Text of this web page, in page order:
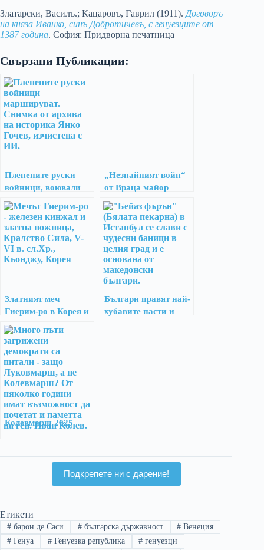
Златарски, Василъ.; Кацаровъ, Гаврил (1911). Договоръ
на княза Иванко, синъ Добротичевъ, с генуезците от
1387 година. София: Придворна печатница
Свързани Публикации:
Пленените руски
войници, воювали
срещу България през
1916 г.
„Незнайният войн“
от Враца майор
Савов отблъсква
руснаците в
Добруджа през 1916
г.
Златният меч
Гиерим-ро в Корея и
българската следа
Българи правят най-
хубавите пасти и
Колевмарш 2025
Подкрепете ни с дарение!
Етикети
#барон де Саси #българска държавност # Венеция
#Генуа #Генуезка република # генуезци